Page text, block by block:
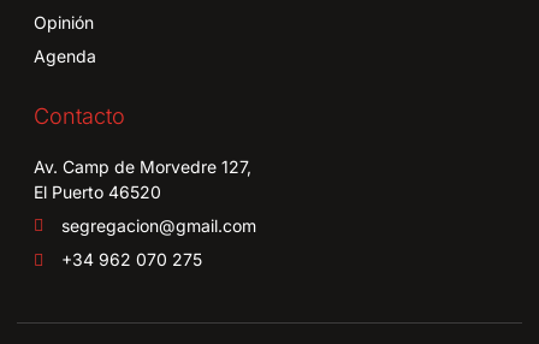
Opinión
Agenda
Contacto
Av. Camp de Morvedre 127,
El Puerto 46520
segregacion@gmail.com
+34 962 070 275